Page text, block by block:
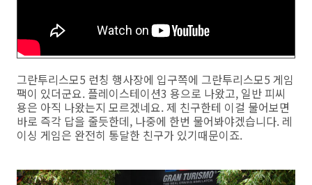
그란투리스모5 런칭 행사장에 입구쪽에 그란투리스모5 게임
팩이 있더군요. 플레이스테이션3 용으로 나왔고, 일반 피씨
용은 아직 나왔는지 모르겠네요. 제 친구한테 이걸 물어보면
바로 즉각 답을 줄듯한데, 나중에 한번 물어봐야겠습니다. 레
이싱 게임은 완전히 통달한 친구가 있기때문이죠.